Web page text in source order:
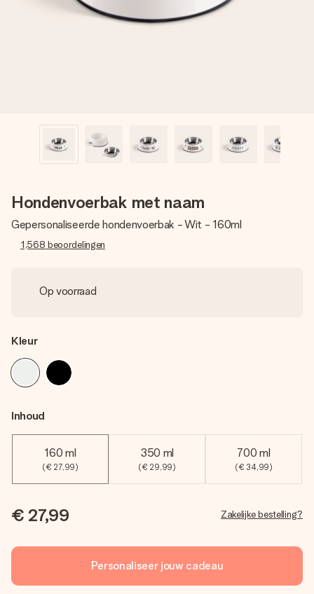
jullie foto of een boodschap die raakt. Zonder gedoe, maar
met alle aandacht voor het moment.
Hondenvoerbak met naam
Gepersonaliseerde hondenvoerbak - Wit - 160ml
1,568 beoordelingen
Op voorraad
Kleur
Inhoud
160 ml
(€ 27,99)
350 ml
(€ 29,99)
700 ml
(€ 34,99)
€ 27,99 Zakelijke bestelling?
Personaliseer jouw cadeau